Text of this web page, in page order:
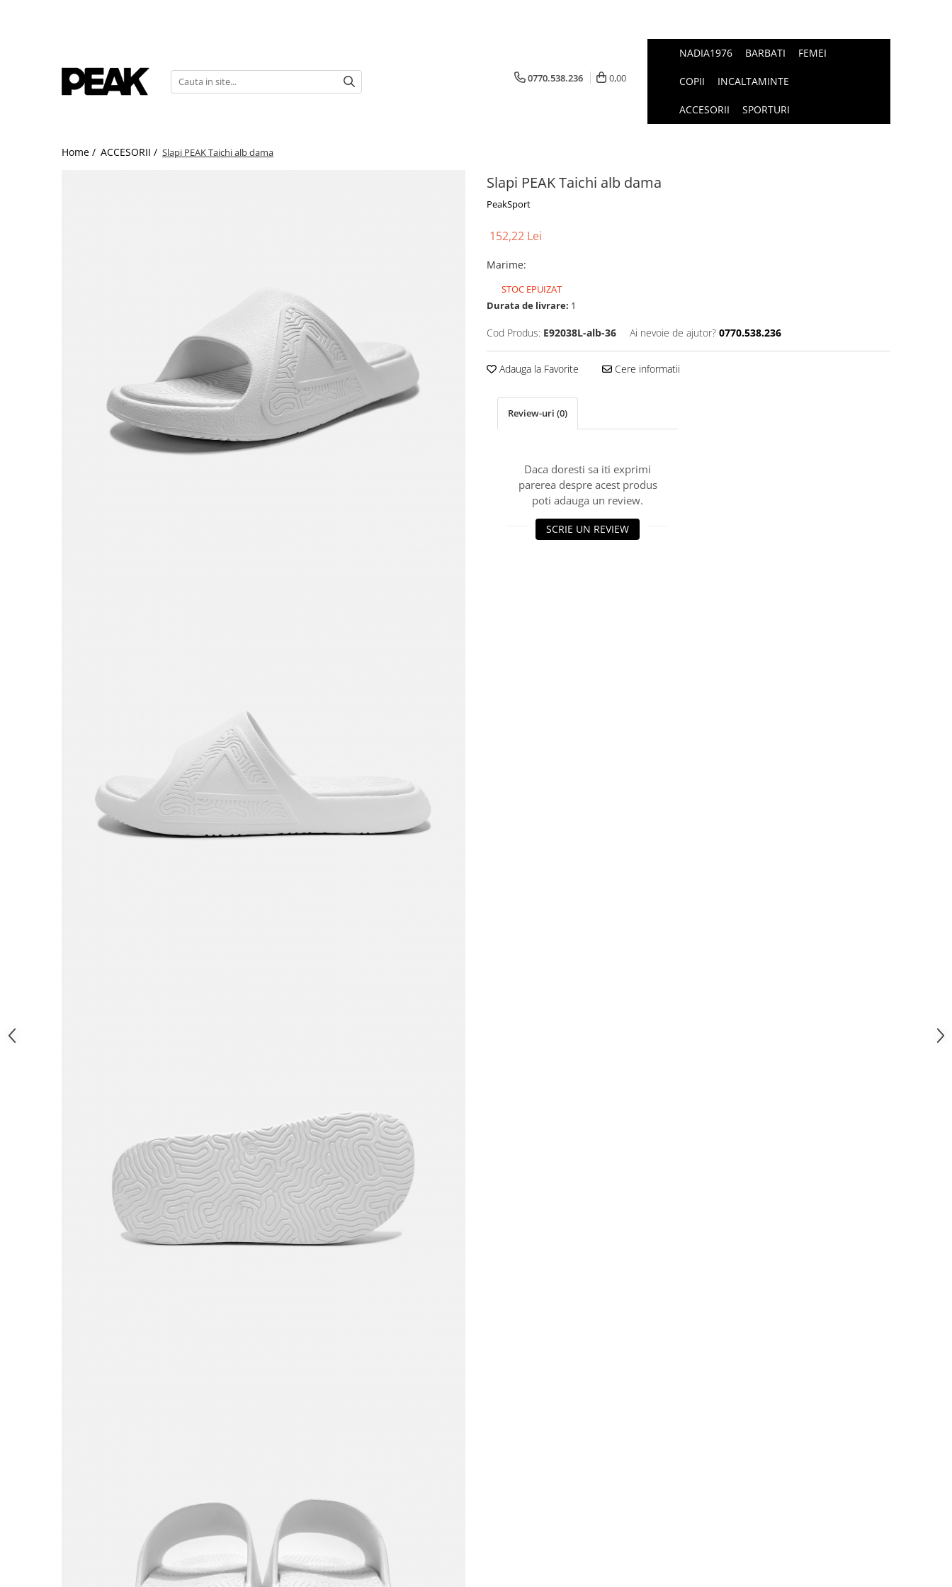
0770.538.236 0,00
NADIA1976 BARBATI FEMEI
COPII INCALTAMINTE
ACCESORII SPORTURI
Home / ACCESORII / Slapi PEAK Taichi alb dama
Slapi PEAK Taichi alb dama
PeakSport
152,22 Lei
Marime:
STOC EPUIZAT
Durata de livrare: 1
Cod Produs: E92038L-alb-36 Ai nevoie de ajutor? 0770.538.236
Adauga la Favorite Cere informatii
Review-uri (0)
Daca doresti sa iti exprimi
parerea despre acest produs
poti adauga un review.
SCRIE UN REVIEW